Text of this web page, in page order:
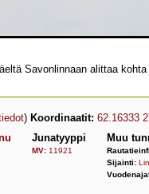
Savonlinnaan alittaa
) Koordinaatit: 62.16333
Junatyyppi
MV: 11921
Muu
Sijainti: